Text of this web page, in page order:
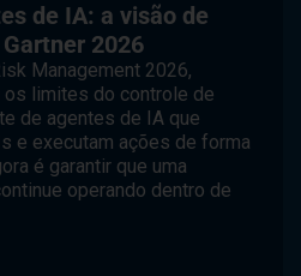
de IA: a visão de
2026
Management 2026,
os limites do controle de
de agentes de IA que
e executam ações de forma
é garantir que uma
operando dentro de